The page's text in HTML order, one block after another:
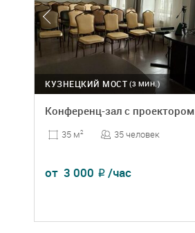
(3 МИН.)
КУЗНЕЦКИЙ МОСТ
Конференц-зал с проектором
35 м2 35 человек
от 3 000 ₽ /час